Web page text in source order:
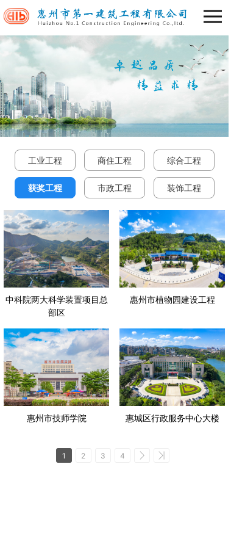
工业工程 商住工程 综合工程
获奖工程 市政工程 装饰工程
中科院两大科学装置项目总
部区
惠州市植物园建设工程
惠州市技师学院 惠城区行政服务中心大楼
1 2 3 4